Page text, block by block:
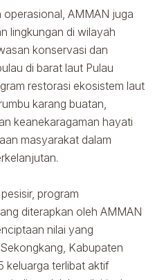
AMMAN juga
lingkungan di wilayah
konservasi dan
di barat laut Pulau
restorasi ekosistem laut
karang buatan,
keanekaragaman hayati
masyarakat dalam
program
diterapkan oleh AMMAN
nilai yang
Kabupaten
keluarga terlibat aktif